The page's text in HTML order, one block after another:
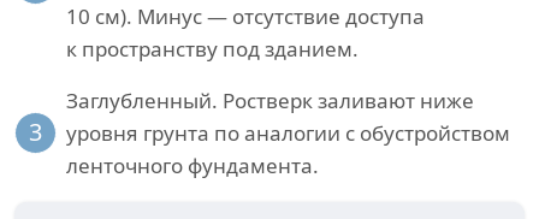
10 см). Минус — отсутствие доступа
к пространству под зданием.
3
Заглубленный. Ростверк заливают ниже
уровня грунта по аналогии с обустройством
ленточного фундамента.